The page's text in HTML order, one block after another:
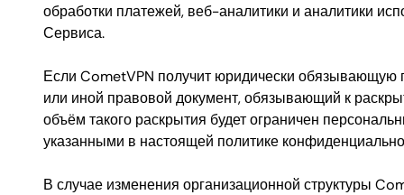
обработки платежей, веб-аналитики и аналитики
Сервиса.
Если CometVPN получит юридически обязывающую
или иной правовой документ, обязывающий к
объём такого раскрытия будет ограничен
указанными в настоящей политике
В случае изменения организационной структуры